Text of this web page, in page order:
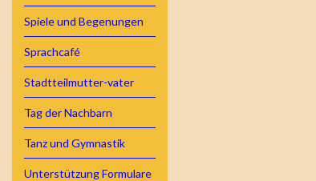
Spiele und Begenungen
Sprachcafé
Stadtteilmutter-vater
Tag der Nachbarn
Tanz und Gymnastik
Unterstützung Formulare